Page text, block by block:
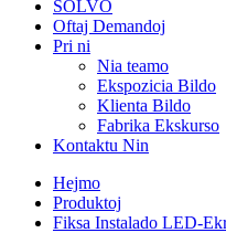
SOLVO
Oftaj Demandoj
Pri ni
Nia teamo
Ekspozicia Bildo
Klienta Bildo
Fabrika Ekskurso
Kontaktu Nin
Hejmo
Produktoj
Fiksa Instalado LED-